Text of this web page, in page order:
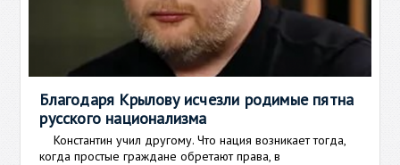
Благодаря Крылову исчезли родимые пятна
русского национализма
Константин учил другому. Что нация возникает тогда,
когда простые граждане обретают права, в